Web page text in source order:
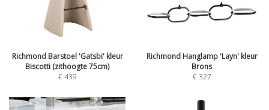
Richmond Barstoel 'Gatsbi' kleur
Biscotti (zithoogte 75cm)
€439
Richmond Hanglamp 'Layn' kleur
Brons
€327